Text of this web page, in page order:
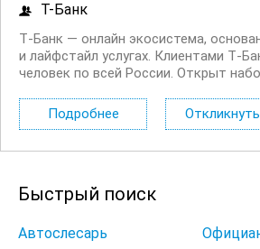
Т-Банк
Т‑Банк — онлайн экосистема,
и лайфстайл услугах. Клиентами
человек по всей России. Открыт
будете делать: Консультировать
депозитным продуктам на входящих
Подробнее
Быстрый поиск
Автослесарь